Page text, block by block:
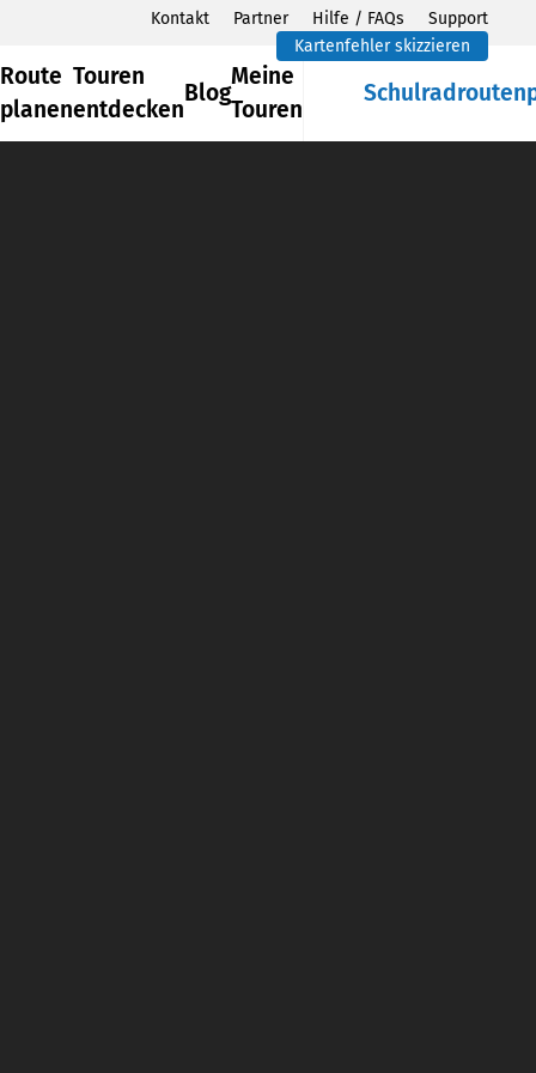
Kontakt Partner Hilfe / FAQs
Support
Kartenfehler skizzieren
Route
planen
Touren
entdecken
Blog
Meine
Touren